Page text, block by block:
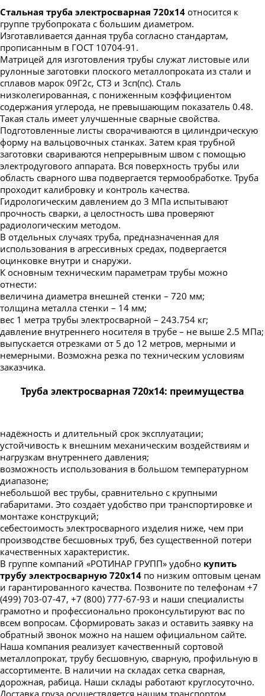
Стальная труба электросварная 720х14 относится к
группе трубопроката с большим диаметром.
Изготавливается данная труба согласно стандартам,
прописанным в ГОСТ 10704-91.
Матрицей для изготовления трубы служат листовые или
рулонные заготовки плоского металлопроката из стали и
сплавов марок 09Г2с, СТ3 и 3сп(пс). Сталь
низколегированная, с пониженным коэффициентом
содержания углерода, не превышающим показатель 0.48.
Такая сталь имеет улучшенные сварные свойства.
Подготовленные листы сворачиваются в цилиндрическую
форму на вальцовочных станках. Затем края трубной
заготовки свариваются непрерывным швом с помощью
электродугового аппарата. Вся поверхность трубы или
область сварного шва подвергается термообработке. Труба
проходит калибровку и контроль качества.
Гидрологическим давлением до 3 МПа испытывают
прочность сварки, а целостность шва проверяют
радиологическим методом.
В отдельных случаях труба, предназначенная для
использования в агрессивных средах, подвергается
оцинковке внутри и снаружи.
К основным техническим параметрам трубы можно
отнести:
величина диаметра внешней стенки – 720 мм;
толщина металла стенки – 14 мм;
вес 1 метра трубы электросварной – 243.754 кг;
давление внутреннего носителя в трубе – не выше 2.5 МПа;
выпускается отрезками от 5 до 12 метров, мерными и
немерными. Возможна резка по техническим условиям
заказчика.
Труба электросварная 720х14: преимущества
надёжность и длительный срок эксплуатации;
устойчивость к внешним механическим воздействиям и
нагрузкам внутреннего давления;
возможность использования в большом температурном
диапазоне;
небольшой вес трубы, сравнительно с крупными
габаритами. Это создаёт удобство при транспортировке и
монтаже конструкций;
себестоимость электросварного изделия ниже, чем при
производстве бесшовных труб, без существенной потери
качественных характеристик.
В группе компаний «РОТИНАР ГРУПП» удобно купить
трубу электросварную 720х14 по низким оптовым ценам
и гарантированного качества. Позвоните по телефонам +7
(499) 703-07-47, +7 (800) 777-67-93 и наши специалисты
грамотно и профессионально проконсультируют вас по
всем вопросам. Сформировать заказ и оставить заявку на
обратный звонок можно на нашем официальном сайте.
Наша компания реализует качественный сортовой
металлопрокат, трубу бесшовную, сварную, профильную в
ассортименте. В наличии на складах сетка сварная,
дорожная, рабица. Наши склады работают круглосуточно.
Доставка груза осуществляется нашим транспортом.